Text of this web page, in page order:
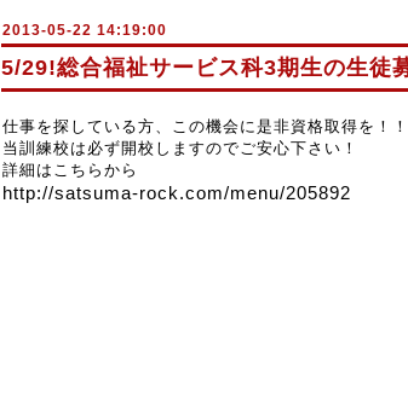
2013-05-22 14:19:00
5/29!総合福祉サービス科3期生の生徒
仕事を探している方、この機会に是非資格取得を！！
当訓練校は必ず開校しますのでご安心下さい！
詳細はこちらから
http://satsuma-rock.com/menu/205892